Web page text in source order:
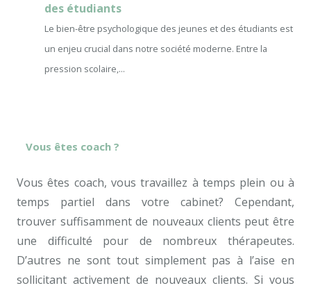
des étudiants
Le bien-être psychologique des jeunes et des étudiants est
un enjeu crucial dans notre société moderne. Entre la
pression scolaire,...
Vous êtes coach ?
Vous êtes coach, vous travaillez à temps plein ou à
temps partiel dans votre cabinet? Cependant,
trouver suffisamment de nouveaux clients peut être
une difficulté pour de nombreux thérapeutes.
D’autres ne sont tout simplement pas à l’aise en
sollicitant activement de nouveaux clients. Si vous